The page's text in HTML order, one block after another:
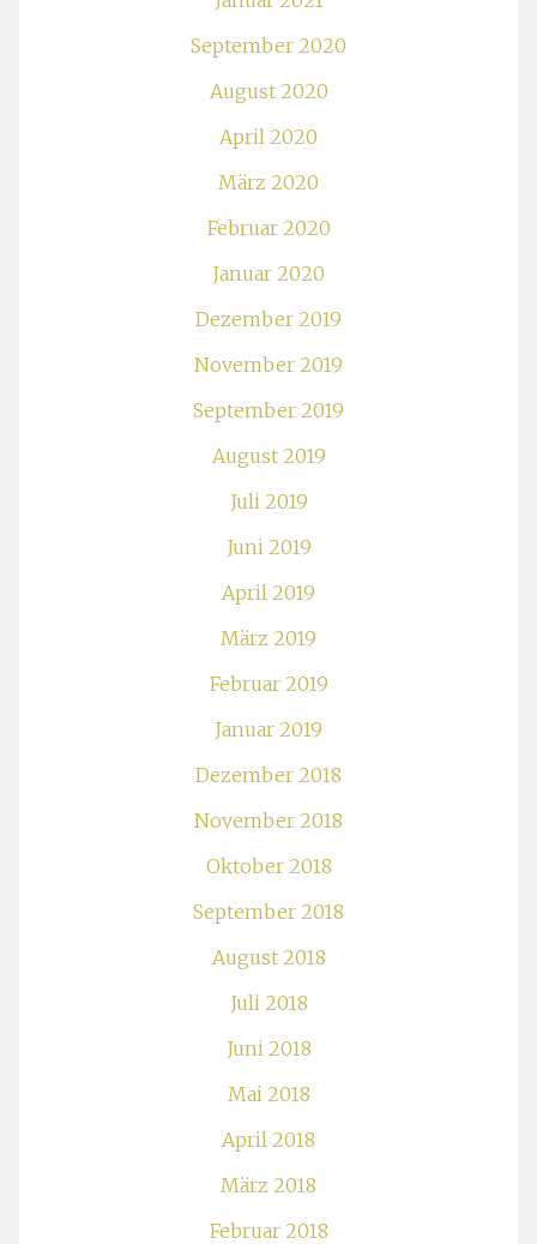
September 2020
August 2020
April 2020
März 2020
Februar 2020
Januar 2020
Dezember 2019
November 2019
September 2019
August 2019
Juli 2019
Juni 2019
April 2019
März 2019
Februar 2019
Januar 2019
Dezember 2018
November 2018
Oktober 2018
September 2018
August 2018
Juli 2018
Juni 2018
Mai 2018
April 2018
März 2018
Februar 2018